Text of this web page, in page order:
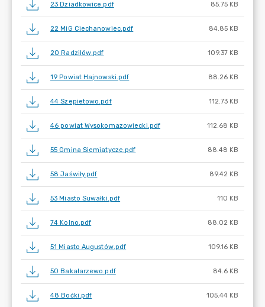
23 Dziadkowice.pdf 85.75 KB
22 MiG Ciechanowiec.pdf 84.85 KB
20 Radzilów.pdf 109.37 KB
19 Powiat Hajnowski.pdf 88.26 KB
44 Szepietowo.pdf 112.73 KB
46 powiat Wysokomazowiecki.pdf 112.68 KB
55 Gmina Siemiatycze.pdf 88.48 KB
58 Jaświły.pdf 89.42 KB
53 Miasto Suwałki.pdf 110 KB
74 Kolno.pdf 88.02 KB
51 Miasto Augustów.pdf 109.16 KB
50 Bakałarzewo.pdf 84.6 KB
48 Boćki.pdf 105.44 KB